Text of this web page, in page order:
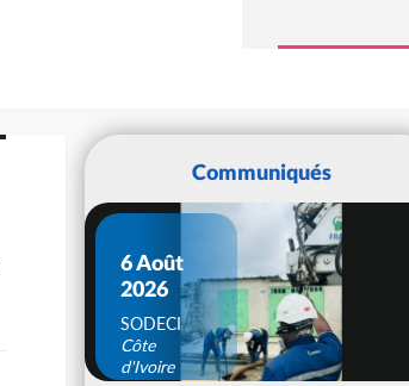
Communiqués
6 Août
2026
SODECI
Côte
d'Ivoire